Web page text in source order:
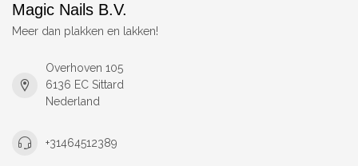
Magic Nails B.V.
Meer dan plakken en lakken!
Overhoven 105
6136 EC Sittard
Nederland
+31464512389